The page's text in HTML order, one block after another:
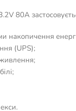
80A
накопичення
(UPS);